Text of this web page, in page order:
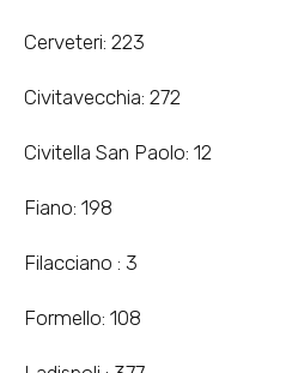
Cerveteri: 223
Civitavecchia: 272
Civitella San Paolo: 12
Fiano: 198
Filacciano : 3
Formello: 108